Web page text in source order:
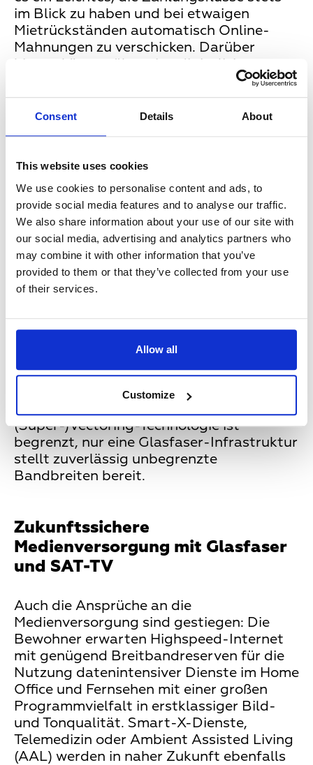
Consent Details About
This website uses cookies
We use cookies to personalise content and ads, to
provide social media features and to analyse our traffic.
We also share information about your use of our site with
our social media, advertising and analytics partners who
may combine it with other information that you’ve
provided to them or that they’ve collected from your use
of their services.
Allow all
Customize
im Blick zu haben und bei etwaigen
Mietrückständen automatisch Online-
Mahnungen zu verschicken. Darüber
hinaus können über eine digitalisierte
Wartungstermine automatisiert
vereinbart, Reparaturanfragen schneller
steigert die Mieterzufriedenheit und
fördert dauerhafte Mietverhältnisse.
Keine Digitalisierung ohne
leistungsstarke Hausnetze
Um die Digitalisierungspotenziale voll
Und zwar nicht nur heute, sondern auch
noch morgen. Die Zukunftsfähigkeit
(Super-)Vectoring-Technologie ist
begrenzt, nur eine Glasfaser-Infrastruktur
stellt zuverlässig unbegrenzte
Bandbreiten bereit.
Zukunftssichere
Medienversorgung mit Glasfaser
und SAT-TV
Auch die Ansprüche an die
Medienversorgung sind gestiegen: Die
Bewohner erwarten Highspeed-Internet
mit genügend Breitbandreserven für die
Nutzung datenintensiver Dienste im Home
Office und Fernsehen mit einer großen
Programmvielfalt in erstklassiger Bild-
und Tonqualität. Smart-X-Dienste,
Telemedizin oder Ambient Assisted Living
(AAL) werden in naher Zukunft ebenfalls